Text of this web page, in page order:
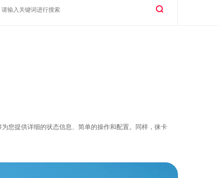
您提供详细的状态信息、简单的操作和配置。同样，徕卡